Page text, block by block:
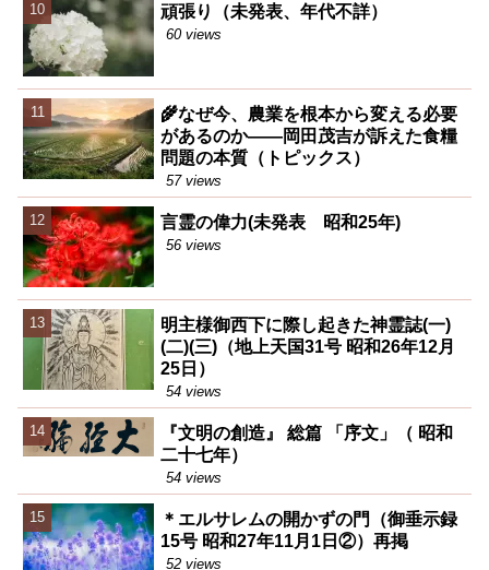
頑張り（未発表、年代不詳）
60 views
🌾なぜ今、農業を根本から変える必要
があるのか――岡田茂吉が訴えた食糧
問題の本質（トピックス）
57 views
言霊の偉力(未発表 昭和25年)
56 views
明主様御西下に際し起きた神霊誌(一)
(二)(三)（地上天国31号 昭和26年12月
25日）
54 views
『文明の創造』 総篇 「序文」（ 昭和
二十七年）
54 views
＊エルサレムの開かずの門（御垂示録
15号 昭和27年11月1日②）再掲
52 views